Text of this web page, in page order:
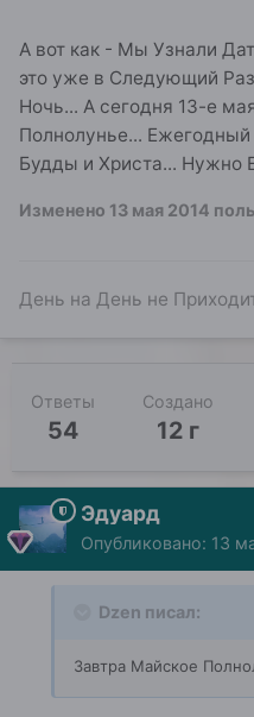
А вот как - Мы Узнали
это уже в Следующий
Ночь... А сегодня 13-е
Полнолунье...
Будды и Христа... Нужно
Изменено 13 мая 2014
День на День не
Ответы
54
Создано
12 г
Эдуард
Опубликовано: 13
Dzen писал:
Завтра Майское